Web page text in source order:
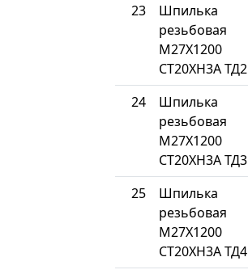
23
Шпилька
резьбовая
М27Х1200
СТ20ХН3А ТД2
24
Шпилька
резьбовая
М27Х1200
СТ20ХН3А ТД3
25
Шпилька
резьбовая
М27Х1200
СТ20ХН3А ТД4